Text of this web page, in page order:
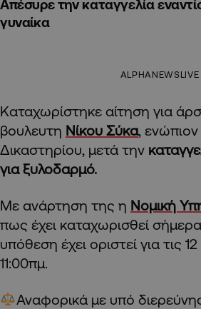
Απέσυρε την καταγγελία
γυναίκα
ALPHANEWSLIVE
Καταχωρίστηκε αίτηση για
βουλευτη Νίκου Σύκα,
Δικαστηρίου, μετά την
για ξυλοδαρμό.
Με ανάρτηση της η Νομική
πως έχει καταχωρισθεί
υπόθεση έχει οριστεί για τις
11:00πμ.
Αναφορικά με υπό